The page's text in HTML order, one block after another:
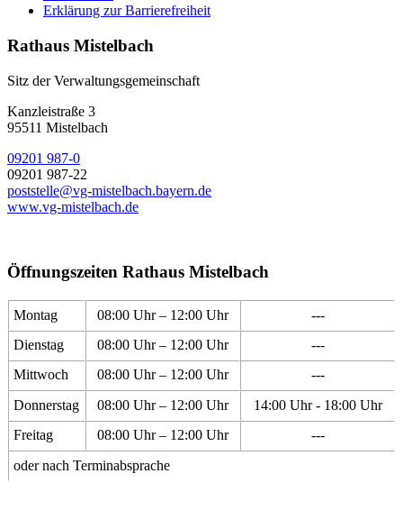
Erklärung zur Barrierefreiheit
Rathaus Mistelbach
Sitz der Verwaltungsgemeinschaft
Kanzleistraße 3
95511 Mistelbach
09201 987-0
09201 987-22
poststelle@vg-mistelbach.bayern.de
www.vg-mistelbach.de
Öffnungszeiten Rathaus Mistelbach
Montag 08:00 Uhr – 12:00 Uhr
---
Dienstag
08:00 Uhr – 12:00 Uhr
---
Mittwoch
08:00 Uhr – 12:00 Uhr
---
Donnerstag
08:00 Uhr – 12:00 Uhr
14:00 Uhr - 18:00 Uhr
Freitag
08:00 Uhr – 12:00 Uhr
---
oder nach Terminabsprache